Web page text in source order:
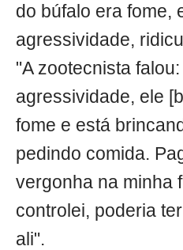
do búfalo era fome,
agressividade,
"A zootecnista
agressividade, ele
fome e está
pedindo comida.
vergonha na minha
controlei, poderia
ali".